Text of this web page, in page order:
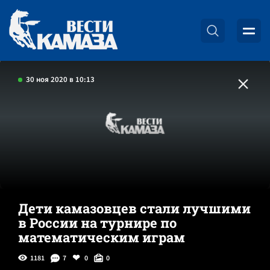
30 ноя 2020 в 10:13
Дети камазовцев стали лучшими
в России на турнире по
математическим играм
1181 7 0 0